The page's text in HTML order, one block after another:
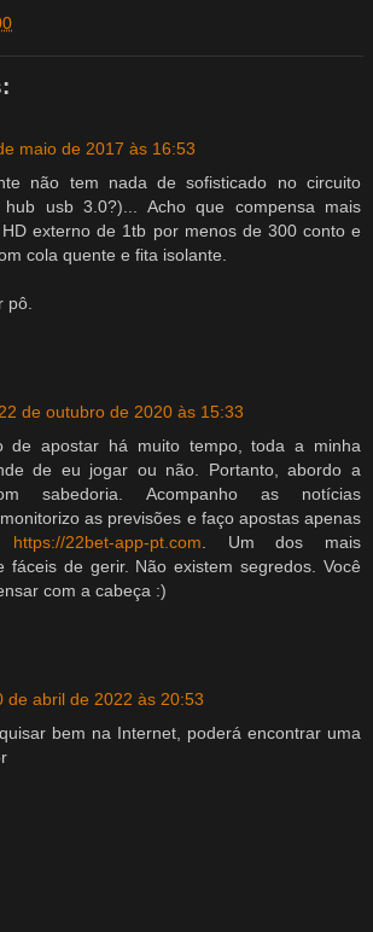
maio de 2017 às 16:53
não tem nada de sofisticado no circuito
usb 3.0?)... Acho que compensa mais
externo de 1tb por menos de 300 conto e
cola quente e fita isolante.
pô.
22 de outubro de 2020 às 15:33
de apostar há muito tempo, toda a minha
de eu jogar ou não. Portanto, abordo a
sabedoria. Acompanho as notícias
​​as previsões e faço apostas apenas
https://22bet-app-pt.com . Um dos mais
fáceis de gerir. Não existem segredos. Você
com a cabeça :)
de abril de 2022 às 20:53
bem na Internet, poderá encontrar uma